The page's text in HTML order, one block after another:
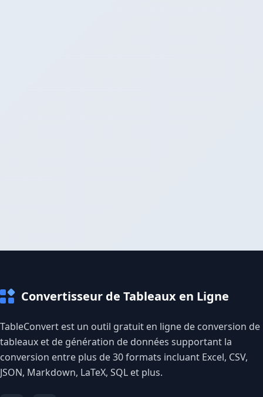
Convertisseur de Tableaux en Ligne
TableConvert est un outil gratuit en ligne de conversion de
tableaux et de génération de données supportant la
conversion entre plus de 30 formats incluant Excel, CSV,
JSON, Markdown, LaTeX, SQL et plus.